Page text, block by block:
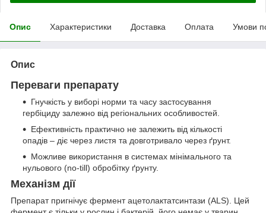
Опис Характеристики Доставка Оплата Умови
Опис
Переваги препарату
Гнучкість у виборі норми та часу застосування
гербіциду залежно від регіональних особливостей.
Ефективність практично не залежить від кількості
опадів – діє через листя та довготривало через ґрунт.
Можливе використання в системах мінімального та
нульового (no-till) обробітку ґрунту.
Механізм дії
Препарат пригнічує фермент ацетолактатсинтази (ALS). Цей